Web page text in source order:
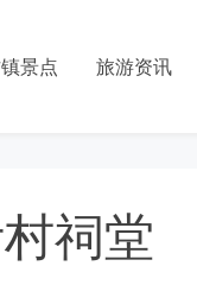
景点 旅游资讯
祠堂